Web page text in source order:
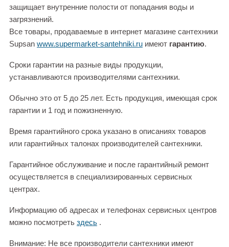
защищает внутренние полости от попадания воды и
загрязнений.
Все товары, продаваемые в интернет магазине сантехники
Supsan www.supermarket-santehniki.ru имеют гарантию.
Сроки гарантии на разные виды продукции,
устанавливаются производителями сантехники.
Обычно это от 5 до 25 лет. Есть продукция, имеющая срок
гарантии и 1 год и пожизненную.
Время гарантийного срока указано в описаниях товаров
или гарантийных талонах производителей сантехники.
Гарантийное обслуживание и после гарантийный ремонт
осуществляется в специализированных сервисных
центрах.
Информацию об адресах и телефонах сервисных центров
можно посмотреть здесь .
Внимание: Не все производители сантехники имеют